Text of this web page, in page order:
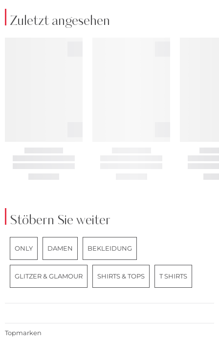
Zuletzt angesehen
Stöbern Sie weiter
ONLY DAMEN BEKLEIDUNG
GLITZER & GLAMOUR SHIRTS & TOPS T SHIRTS
Topmarken